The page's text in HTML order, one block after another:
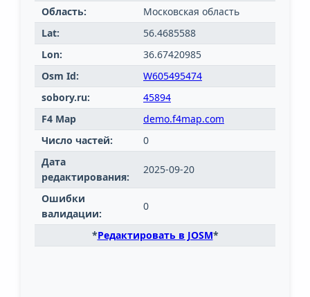
Область:
Московская область
Lat:
56.4685588
Lon:
36.67420985
Osm Id:
W605495474
sobory.ru:
45894
F4 Map
demo.f4map.com
Число частей:
0
Дата
редактирования:
2025-09-20
Ошибки
валидации:
0
*Редактировать в JOSM*